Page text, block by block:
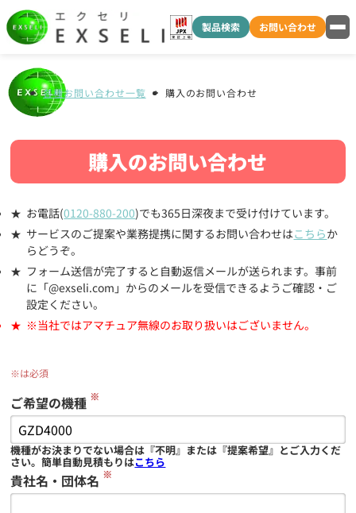
製品検索 お問い合わせ
各種お問い合わせ一覧 購入のお問い合わせ
購入のお問い合わせ
お電話(0120-880-200)でも365日深夜まで受け付けています。
サービスのご提案や業務提携に関するお問い合わせはこちらか
らどうぞ。
フォーム送信が完了すると自動返信メールが送られます。事前
に「@exseli.com」からのメールを受信できるようご確認・ご
設定ください。
※当社ではアマチュア無線のお取り扱いはございません。
※は必須
ご希望の機種 ※
機種がお決まりでない場合は『不明』または『提案希望』とご入力くだ
さい。簡単自動見積もりはこちら
貴社名・団体名 ※